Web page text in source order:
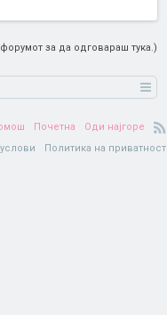
за да одговараш тука.)
Почетна
Оди најгоре
Политика на приватност